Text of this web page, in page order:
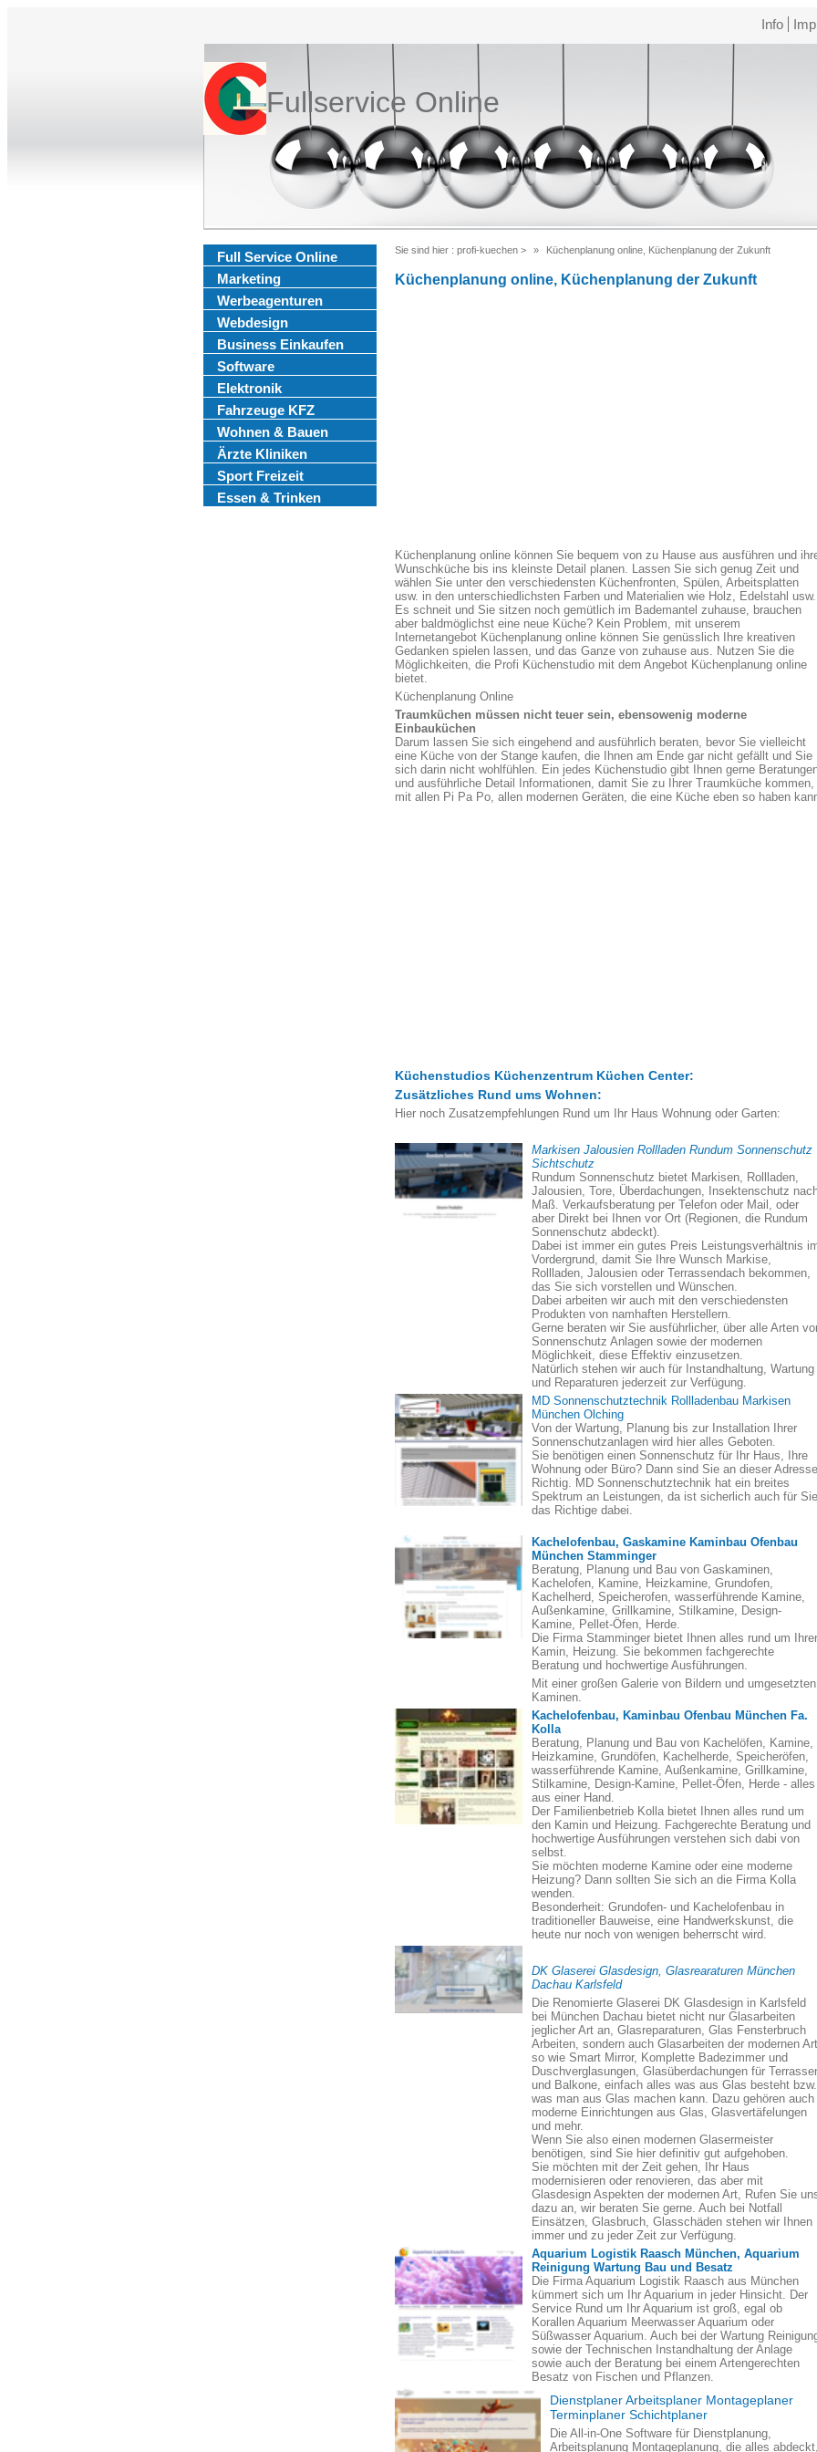
Info
Fullservice Online
Full Service Online
Marketing
Werbeagenturen
Webdesign
Business Einkaufen
Software
Elektronik
Fahrzeuge KFZ
Wohnen & Bauen
Ärzte Kliniken
Sport Freizeit
Essen & Trinken
Sie sind hier : profi-kuechen > Küchenplanung online, Küchenplanung der Zukunft
Küchenplanung online, Küchenplanung der Zukunft
Küchenplanung online können Sie bequem von zu Hause aus ausführen und
Wunschküche bis ins kleinste Detail planen. Lassen Sie sich genug Zeit und
wählen Sie unter den verschiedensten Küchenfronten, Spülen, Arbeitsplatten
usw. in den unterschiedlichsten Farben und Materialien wie Holz, Edelstahl usw.
Es schneit und Sie sitzen noch gemütlich im Bademantel zuhause, brauchen
aber baldmöglichst eine neue Küche? Kein Problem, mit unserem
Internetangebot Küchenplanung online können Sie genüsslich Ihre kreativen
Gedanken spielen lassen, und das Ganze von zuhause aus. Nutzen Sie die
Möglichkeiten, die Profi Küchenstudio mit dem Angebot Küchenplanung online
bietet.
Küchenplanung Online
Traumküchen müssen nicht teuer sein, ebensowenig moderne
Einbauküchen
Darum lassen Sie sich eingehend and ausführlich beraten, bevor Sie vielleicht
eine Küche von der Stange kaufen, die Ihnen am Ende gar nicht gefällt und Sie
sich darin nicht wohlfühlen. Ein jedes Küchenstudio gibt Ihnen gerne
und ausführliche Detail Informationen, damit Sie zu Ihrer Traumküche kommen,
mit allen Pi Pa Po, allen modernen Geräten, die eine Küche eben so haben
Küchenstudios Küchenzentrum Küchen Center:
Zusätzliches Rund ums Wohnen:
Hier noch Zusatzempfehlungen Rund um Ihr Haus Wohnung oder Garten:
Markisen Jalousien Rollladen Rundum Sonnenschutz
Sichtschutz
Rundum Sonnenschutz bietet Markisen, Rollladen,
Jalousien, Tore, Überdachungen, Insektenschutz
Maß. Verkaufsberatung per Telefon oder Mail, oder
aber Direkt bei Ihnen vor Ort (Regionen, die Rundum
Sonnenschutz abdeckt).
Dabei ist immer ein gutes Preis Leistungsverhältnis
Vordergrund, damit Sie Ihre Wunsch Markise,
Rollladen, Jalousien oder Terrassendach bekommen,
das Sie sich vorstellen und Wünschen.
Dabei arbeiten wir auch mit den verschiedensten
Produkten von namhaften Herstellern.
Gerne beraten wir Sie ausführlicher, über alle Arten
Sonnenschutz Anlagen sowie der modernen
Möglichkeit, diese Effektiv einzusetzen.
Natürlich stehen wir auch für Instandhaltung, Wartung
und Reparaturen jederzeit zur Verfügung.
MD Sonnenschutztechnik Rollladenbau Markisen
München Olching
Von der Wartung, Planung bis zur Installation Ihrer
Sonnenschutzanlagen wird hier alles Geboten.
Sie benötigen einen Sonnenschutz für Ihr Haus, Ihre
Wohnung oder Büro? Dann sind Sie an dieser Adresse
Richtig. MD Sonnenschutztechnik hat ein breites
Spektrum an Leistungen, da ist sicherlich auch für Sie
das Richtige dabei.
Kachelofenbau, Gaskamine Kaminbau Ofenbau
München Stamminger
Beratung, Planung und Bau von Gaskaminen,
Kachelofen, Kamine, Heizkamine, Grundofen,
Kachelherd, Speicherofen, wasserführende Kamine,
Außenkamine, Grillkamine, Stilkamine, Design-
Kamine, Pellet-Öfen, Herde.
Die Firma Stamminger bietet Ihnen alles rund um
Kamin, Heizung. Sie bekommen fachgerechte
Beratung und hochwertige Ausführungen.
Mit einer großen Galerie von Bildern und umgesetzten
Kaminen.
Kachelofenbau, Kaminbau Ofenbau München Fa.
Kolla
Beratung, Planung und Bau von Kachelöfen, Kamine,
Heizkamine, Grundöfen, Kachelherde, Speicheröfen,
wasserführende Kamine, Außenkamine, Grillkamine,
Stilkamine, Design-Kamine, Pellet-Öfen, Herde - alles
aus einer Hand.
Der Familienbetrieb Kolla bietet Ihnen alles rund um
den Kamin und Heizung. Fachgerechte Beratung und
hochwertige Ausführungen verstehen sich dabi von
selbst.
Sie möchten moderne Kamine oder eine moderne
Heizung? Dann sollten Sie sich an die Firma Kolla
wenden.
Besonderheit: Grundofen- und Kachelofenbau in
traditioneller Bauweise, eine Handwerkskunst, die
heute nur noch von wenigen beherrscht wird.
DK Glaserei Glasdesign, Glasrearaturen München
Dachau Karlsfeld
Die Renomierte Glaserei DK Glasdesign in Karlsfeld
bei München Dachau bietet nicht nur Glasarbeiten
jeglicher Art an, Glasreparaturen, Glas Fensterbruch
Arbeiten, sondern auch Glasarbeiten der modernen
so wie Smart Mirror, Komplette Badezimmer und
Duschverglasungen, Glasüberdachungen für
und Balkone, einfach alles was aus Glas besteht bzw.
was man aus Glas machen kann. Dazu gehören auch
moderne Einrichtungen aus Glas, Glasvertäfelungen
und mehr.
Wenn Sie also einen modernen Glasermeister
benötigen, sind Sie hier definitiv gut aufgehoben.
Sie möchten mit der Zeit gehen, Ihr Haus
modernisieren oder renovieren, das aber mit
Glasdesign Aspekten der modernen Art, Rufen Sie
dazu an, wir beraten Sie gerne. Auch bei Notfall
Einsätzen, Glasbruch, Glasschäden stehen wir Ihnen
immer und zu jeder Zeit zur Verfügung.
Aquarium Logistik Raasch München, Aquarium
Reinigung Wartung Bau und Besatz
Die Firma Aquarium Logistik Raasch aus München
kümmert sich um Ihr Aquarium in jeder Hinsicht. Der
Service Rund um Ihr Aquarium ist groß, egal ob
Korallen Aquarium Meerwasser Aquarium oder
Süßwasser Aquarium. Auch bei der Wartung
sowie der Technischen Instandhaltung der Anlage
sowie auch der Beratung bei einem Artengerechten
Besatz von Fischen und Pflanzen.
Dienstplaner Arbeitsplaner Montageplaner
Terminplaner Schichtplaner
Die All-in-One Software für Dienstplanung,
Arbeitsplanung Montageplanung, die alles